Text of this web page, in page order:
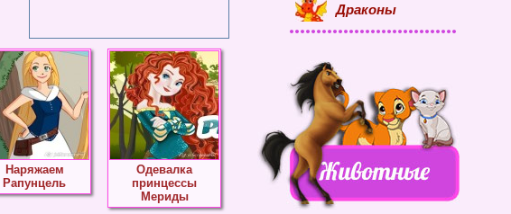
Наряжаем
Рапунцель
Одевалка
принцессы
Мериды
Драконы